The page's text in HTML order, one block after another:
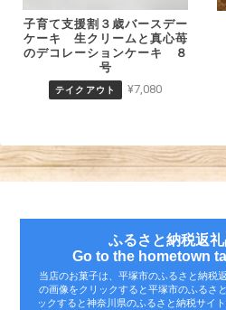
子育て支援割３歳バースデー
ケーキ 生クリームと真心苺
のデコレーションケーキ ８
号
テイクアウト ¥7,080
ふるさと納税返
Go to the hometown
当店のお菓子は、平塚市のふるさと納税
の画像をクリックすると平塚市のふるさ
ックすると神奈川県のふるさと納税サイ